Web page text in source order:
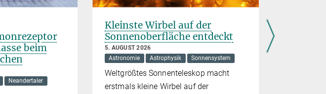
beim
Neandertaler
Kleinste Wirbel auf der
Sonnenoberfläche entdeckt
5. AUGUST 2026
Astronomie
Astrophysik Sonnensystem
Weltgrößtes Sonnenteleskop macht
erstmals kleine Wirbel auf der